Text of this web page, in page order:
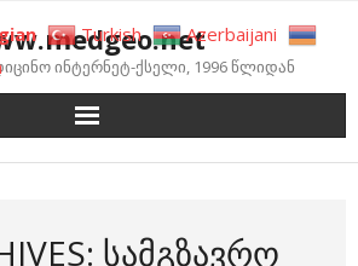
ინტერნეტ-ქსელი, 1996 წლიდან
ᲡᲐᲛᲒᲖᲐᲕᲠᲝ
Turkish
Azerbaijani